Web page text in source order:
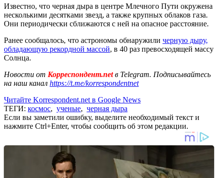
Известно, что черная дыра в центре Млечного Пути окружена
несколькими десятками звезд, а также крупных облаков газа.
Они периодически сближаются с ней на опасное расстояние.
Ранее сообщалось, что астрономы обнаружили черную дыру,
обладающую рекордной массой, в 40 раз превосходящей массу
Солнца.
Новости от Корреспондент.netв Telegram. Подписывайтесь
на наш канал https://t.me/korrespondentnet
Читайте Korrespondent.net в Google News
ТЕГИ: космос, ученые, черная дыра
Если вы заметили ошибку, выделите необходимый текст и
нажмите Ctrl+Enter, чтобы сообщить об этом редакции.